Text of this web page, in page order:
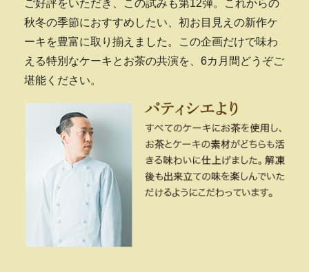
ご好評をいただき、この試みも第12弾。これからの
秋冬の季節におすすめしたい、初お目見えの新作ケ
ーキを豊富に取り揃えました。この企画だけで味わ
える特別なケーキとお茶の共演を、6カ月間どうぞご
堪能ください。